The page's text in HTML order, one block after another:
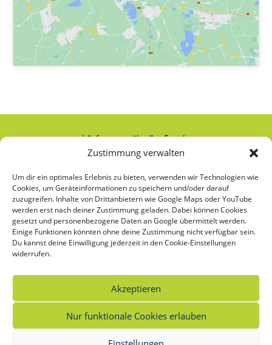
Zustimmung verwalten
Um dir ein optimales Erlebnis zu bieten, verwenden wir Technologien wie
Cookies, um Geräteinformationen zu speichern und/oder darauf
zuzugreifen. Inhalte von Drittanbietern wie Google Maps oder YouTube
werden erst nach deiner Zustimmung geladen. Dabei können Cookies
gesetzt und personenbezogene Daten an Google übermittelt werden.
Einige Funktionen könnten ohne deine Zustimmung nicht verfügbar sein.
Du kannst deine Einwilligung jederzeit in den Cookie-Einstellungen
widerrufen.
Akzeptieren
Nur funktionale Cookies erlauben
Wir freuen uns über Ihre Spende:
IBAN: AT74 2020 2000 0000 2063
Was bedeutet das Sternchen bei
Frauen*?
verstehen oder als Frau* sozialisiert wurden. Das Sternchen bei Frauen*soll die
Vielfalt der möglichen Bedeutungen und Identitäten von Frauen* sichtbar